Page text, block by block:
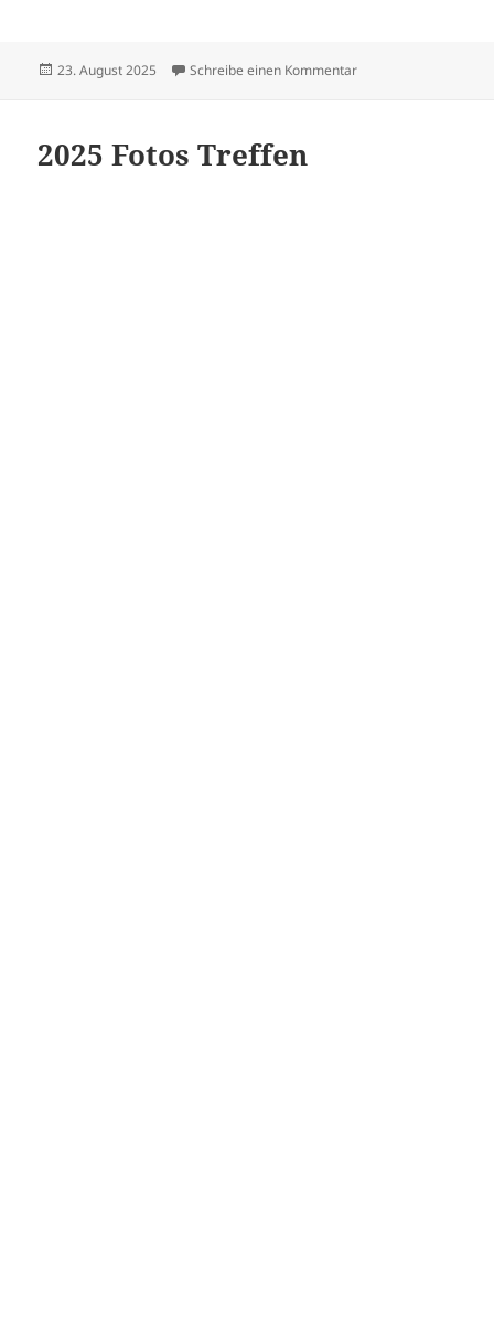
Veröffentlicht
23. August 2025 Schreibe einen Kommentarzu Sängerfest in
2025 Fotos Treffen